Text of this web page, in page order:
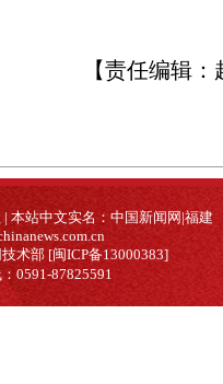
【责任编辑：
| 本站中文实名：中国新闻网|福建
术部 [闽ICP备13000383]
0591-87825591